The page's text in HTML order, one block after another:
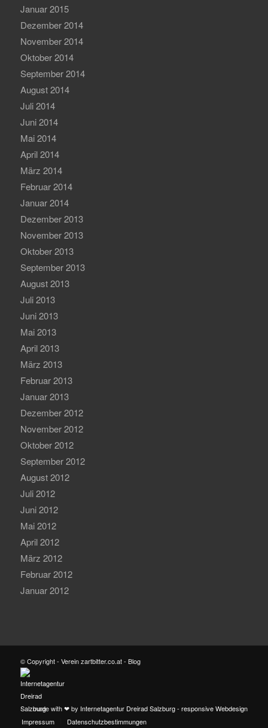
Januar 2015
Dezember 2014
November 2014
Oktober 2014
September 2014
August 2014
Juli 2014
Juni 2014
Mai 2014
April 2014
März 2014
Februar 2014
Januar 2014
Dezember 2013
November 2013
Oktober 2013
September 2013
August 2013
Juli 2013
Juni 2013
Mai 2013
April 2013
März 2013
Februar 2013
Januar 2013
Dezember 2012
November 2012
Oktober 2012
September 2012
August 2012
Juli 2012
Juni 2012
Mai 2012
April 2012
März 2012
Februar 2012
Januar 2012
© Copyright - Verein zartbitter.co.at - Blog
made with ❤ by Internetagentur Dreirad Salzburg - responsive Webdesign
Impressum
Datenschutzbestimmungen